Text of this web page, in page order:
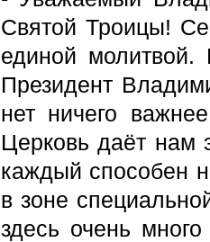
Святой Троицы!
единой
Президент
нет ничего
Церковь даёт нам
каждый способен
в зоне
здесь очень